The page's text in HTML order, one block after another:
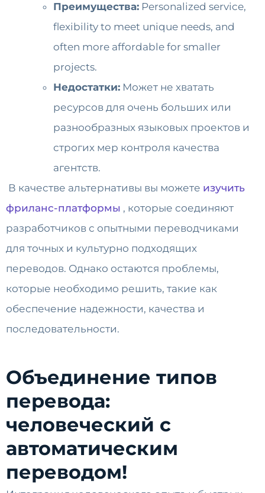
Преимущества: Personalized service,
flexibility to meet unique needs, and
often more affordable for smaller
projects.
Недостатки: Может не хватать
ресурсов для очень больших или
разнообразных языковых проектов и
строгих мер контроля качества
агентств.
В качестве альтернативы вы можете изучить
фриланс-платформы , которые соединяют
разработчиков с опытными переводчиками
для точных и культурно подходящих
переводов. Однако остаются проблемы,
которые необходимо решить, такие как
обеспечение надежности, качества и
последовательности.
Объединение типов
перевода:
человеческий с
автоматическим
переводом!